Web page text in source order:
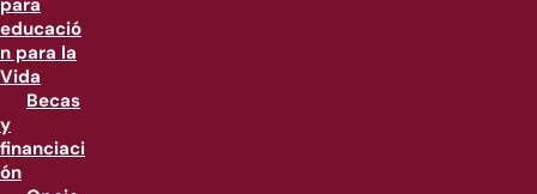
para
educació
n para la
Vida
Becas
y
financiaci
ón